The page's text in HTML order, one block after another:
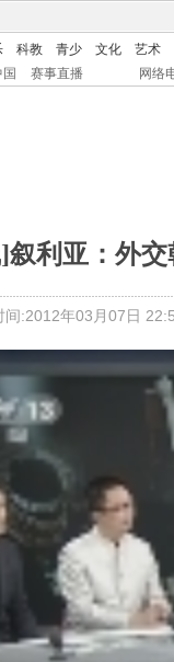
科教 青少 文化
艺术
赛事直播 网络
利亚：外交
间:2012年03月07日